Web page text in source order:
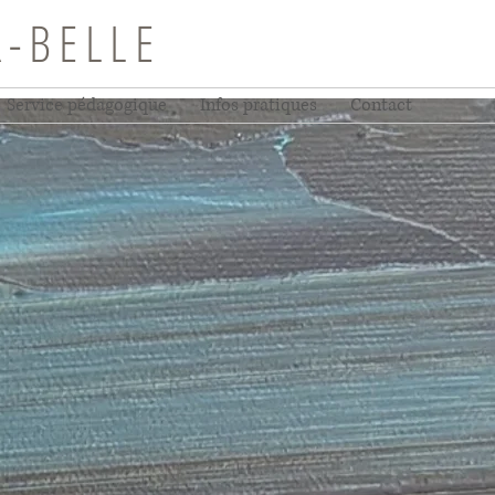
BELLE
Service pédagogique Infos pratiques Contact